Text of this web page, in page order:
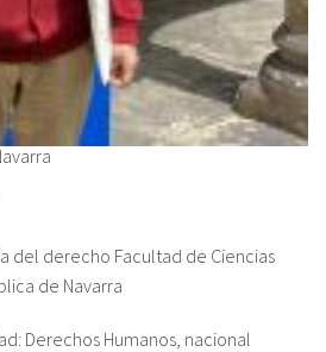
del derecho Facultad de Ciencias
de Navarra
Derechos Humanos, nacional